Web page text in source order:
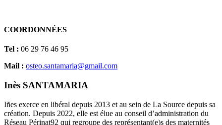
COORDONNÉES
Tel : 06 29 76 46 95
Mail : osteo.santamaria@gmail.com
Inès SANTAMARIA
Iñes exerce en libéral depuis 2013 et au sein de La Source depuis sa
création. Depuis 2022, elle est élue au conseil d’administration du
Réseau Périnat92 qui regroupe des représentant(e)s des maternités